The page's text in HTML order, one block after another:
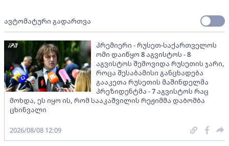
ავტომატური გადართვა
პრემიერი - რუსეთ-საქართველოს
ომი დაიწყო 8 აგვისტოს - 8
აგვისტოს შემოვიდა რუსეთის ჯარი,
როცა შესაბამისი განცხადება
გააკეთა რუსეთის მაშინდელმა
პრეზიდენტმა - 7 აგვისტოს რაც
მოხდა, ეს იყო ის, რომ სააკაშვილის რეჟიმმა დაბომბა
ცხინვალი
2026/08/08 12:09